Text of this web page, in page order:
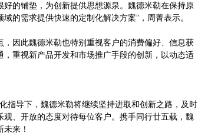
的铺垫，为创新提供思想源泉。魏德米勒在保持原
的需求提供快速的定制化解决方案”，周菁表示。
因此魏德米勒也特别重视客户的消费偏好、信息获
重视新产品开发和市场推广手段的创新，以动态适
指导下，魏德米勒将继续坚持进取和创新之路，及时
、开放的态度对待每位客户。携手同行廿五载，魏
来！